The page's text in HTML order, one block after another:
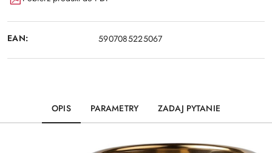
EAN: 5907085225067
OPIS PARAMETRY ZADAJ PYTANIE